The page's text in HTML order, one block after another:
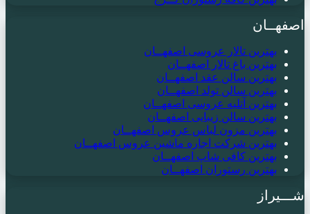
اصفهــان
بهترین تالار عروسی اصفهــان
بهترین باغ تالار اصفهــان
بهترین سالن عقد اصفهــان
بهترین سالن تولد اصفهــان
بهترین آتلیه عروسی اصفهــان
بهترین سالن زیبایی اصفهــان
بهترین مزون لباس عروس اصفهــان
بهترین شرکت اجاره ماشین عروس اصفهــان
بهترین کافی شاپ اصفهــان
بهترین رستوران اصفهــان
شـــیراز